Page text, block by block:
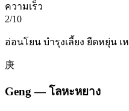
ความเร็ว
2/10
อ่อนโยน บำรุงเลี้ยง ยืดหยุ่น
庚
Geng—โลหะหยาง